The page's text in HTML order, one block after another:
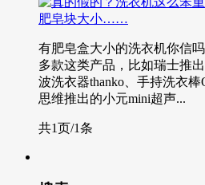
有肥皂盒大小的洗衣机你信
多款这类产品，比如瑞士推
波洗衣器thanko、手持洗衣
思维推出的小元mini超声...
共1页/1条